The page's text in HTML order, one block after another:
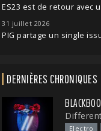
ES23 est de retour avec
31 juillet 2026
PIG partage un single
DERNIÈRES CHRONIQUES
Electro